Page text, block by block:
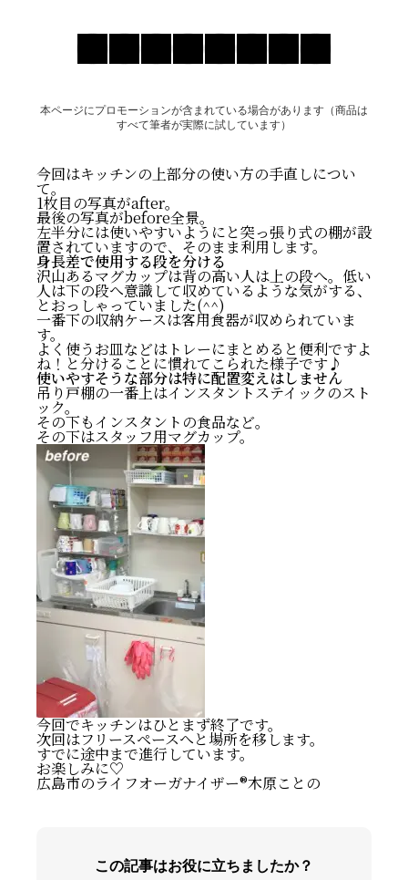
本ページにプロモーションが含まれている場合があります（商品は
すべて筆者が実際に試しています）
今回はキッチンの上部分の使い方の手直しについ
て。
1枚目の写真がafter。
最後の写真がbefore全景。
左半分には使いやすいようにと突っ張り式の棚が設
置されていますので、そのまま利用します。
身長差で使用する段を分ける
沢山あるマグカップは背の高い人は上の段へ。低い
人は下の段へ意識して収めているような気がする、
とおっしゃっていました(^^)
一番下の収納ケースは客用食器が収められていま
す。
よく使うお皿などはトレーにまとめると便利ですよ
ね！と分けることに慣れてこられた様子です♪
使いやすそうな部分は特に配置変えはしません
吊り戸棚の一番上はインスタントステイックのスト
ック。
その下もインスタントの食品など。
その下はスタッフ用マグカップ。
今回でキッチンはひとまず終了です。
次回はフリースペースへと場所を移します。
すでに途中まで進行しています。
お楽しみに♡
広島市のライフオーガナイザー®️木原ことの
この記事はお役に立ちましたか？